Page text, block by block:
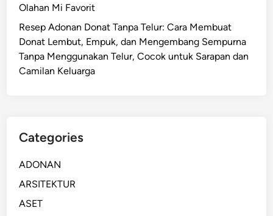
Olahan Mi Favorit
Resep Adonan Donat Tanpa Telur: Cara Membuat
Donat Lembut, Empuk, dan Mengembang Sempurna
Tanpa Menggunakan Telur, Cocok untuk Sarapan dan
Camilan Keluarga
Categories
ADONAN
ARSITEKTUR
ASET